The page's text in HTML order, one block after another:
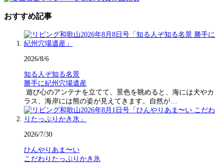
おすすめ記事
2026/8/6
知る人ぞ知る名景
勝手に紀州穴場遺産
遊び心のアンテナを立てて、景色を眺めると、海には犬やカ
ラス、海岸には熊の姿が見えてきます。自然が…
2026/7/30
ひんやりあま〜い
こだわりたっぷりかき氷